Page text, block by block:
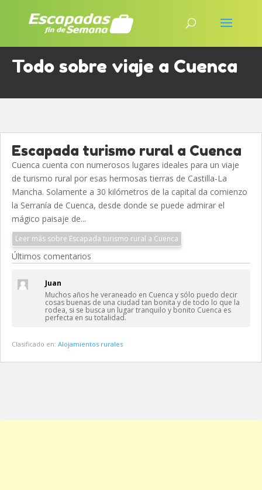
Todo sobre viaje a Cuenca
Escapada turismo rural a Cuenca
Cuenca cuenta con numerosos lugares ideales para un viaje
de turismo rural por esas hermosas tierras de Castilla-La
Mancha. Solamente a 30 kilómetros de la capital da comienzo
la Serranía de Cuenca, desde donde se puede admirar el
mágico paisaje de...
Leer más sobre Escapada turismo rural a Cuenca
Últimos comentarios
Juan
Muchos años he veraneado en Cuenca y sólo puedo decir
cosas buenas de una ciudad tan bonita y de todo lo que la
rodea, si se busca un lugar tranquilo y bonito Cuenca es
perfecta en su totalidad.
Clasificado en: Alojamientos rurales